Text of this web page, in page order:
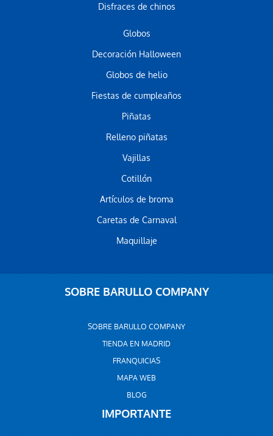
Disfraces de chinos
Globos
Decoración Halloween
Globos de helio
Fiestas de cumpleaños
Piñatas
Relleno piñatas
Vajillas
Cotillón
Artículos de broma
Caretas de Carnaval
Maquillaje
SOBRE BARULLO COMPANY
SOBRE BARULLO COMPANY
TIENDA EN MADRID
FRANQUICIAS
MAPA WEB
BLOG
IMPORTANTE